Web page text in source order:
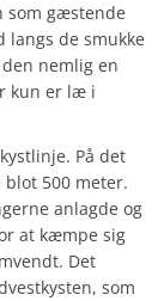
som gæstende
de smukke
nemlig en
kun er læ i
På det
blot 500 meter.
anlagde og
at kæmpe sig
Det
som